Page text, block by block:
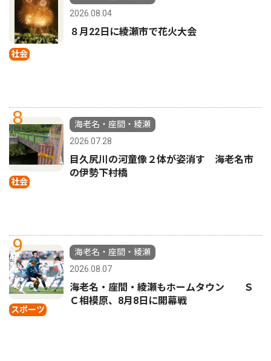
社会
2026.08.04
８月22日に綾瀬市で花火大会
8
社会
海老名・座間・綾瀬
2026.07.28
目久尻川の河童像２体が姿消す 海老名市
の伊勢下村橋
9
スポーツ
海老名・座間・綾瀬
2026.08.07
海老名・座間・綾瀬もホームタウン Ｓ
Ｃ相模原、8月8日に開幕戦